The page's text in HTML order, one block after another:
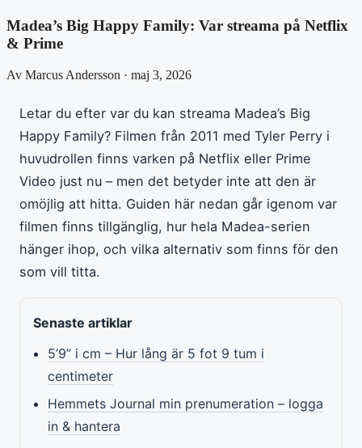
Madea’s Big Happy Family: Var streama på Netflix
& Prime
Av Marcus Andersson · maj 3, 2026
Letar du efter var du kan streama Madea’s Big
Happy Family? Filmen från 2011 med Tyler Perry i
huvudrollen finns varken på Netflix eller Prime
Video just nu – men det betyder inte att den är
omöjlig att hitta. Guiden här nedan går igenom var
filmen finns tillgänglig, hur hela Madea-serien
hänger ihop, och vilka alternativ som finns för den
som vill titta.
Senaste artiklar
5’9” i cm – Hur lång är 5 fot 9 tum i
centimeter
Hemmets Journal min prenumeration – logga
in & hantera